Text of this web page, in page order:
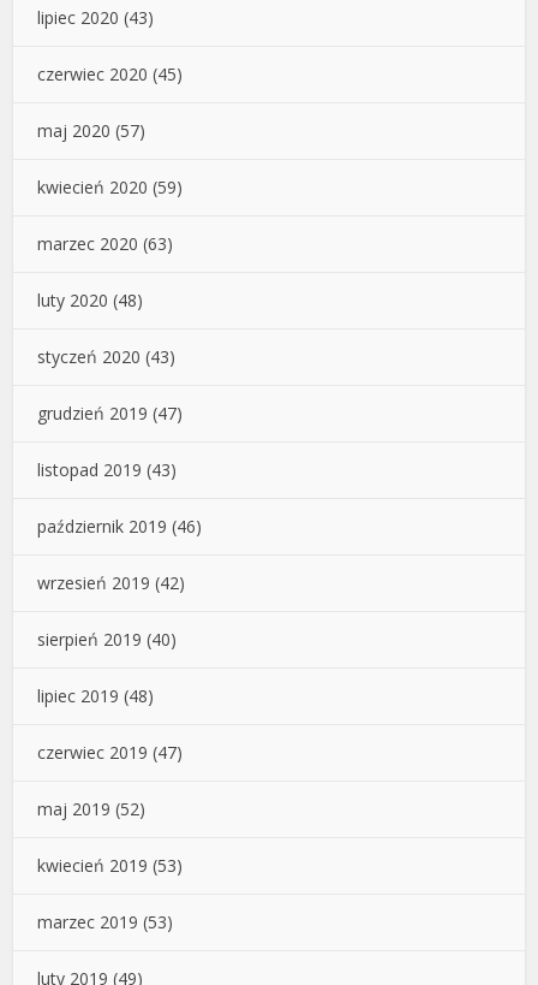
lipiec 2020 (43)
czerwiec 2020 (45)
maj 2020 (57)
kwiecień 2020 (59)
marzec 2020 (63)
luty 2020 (48)
styczeń 2020 (43)
grudzień 2019 (47)
listopad 2019 (43)
październik 2019 (46)
wrzesień 2019 (42)
sierpień 2019 (40)
lipiec 2019 (48)
czerwiec 2019 (47)
maj 2019 (52)
kwiecień 2019 (53)
marzec 2019 (53)
luty 2019 (49)